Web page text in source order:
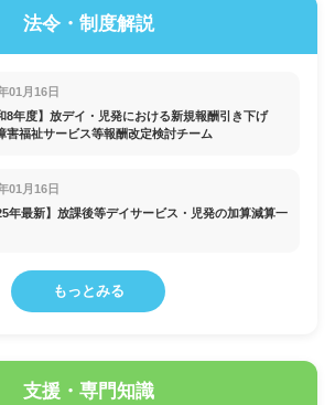
法令・制度解説
01月16日
8年度】放デイ・児発における新規報酬引き下げ
害福祉サービス等報酬改定検討チーム
01月16日
年最新】放課後等デイサービス・児発の加算減算一
もっとみる
支援・専門知識